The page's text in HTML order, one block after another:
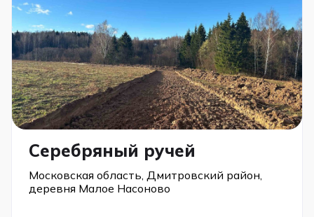
Серебряный ручей
Московская область, Дмитровский район,
деревня Малое Насоново